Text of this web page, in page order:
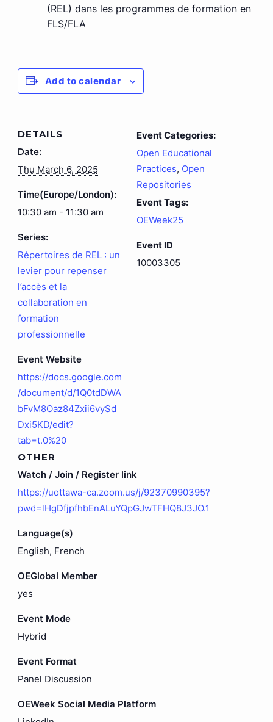
(REL) dans les programmes de formation en
FLS/FLA
Add to calendar
DETAILS
Date:
Thu March 6, 2025
Time(Europe/London):
10:30 am - 11:30 am
Series:
Répertoires de REL : un
levier pour repenser
l’accès et la
collaboration en
formation
professionnelle
Event Website
https://docs.google.com
/document/d/1Q0tdDWA
bFvM8Oaz84Zxii6vySd
Dxi5KD/edit?
tab=t.0%20
Event Categories:
Open Educational
Practices, Open
Repositories
Event Tags:
OEWeek25
Event ID
10003305
OTHER
Watch / Join / Register link
https://uottawa-ca.zoom.us/j/92370990395?
pwd=lHgDfjpfhbEnALuYQpGJwTFHQ8J3JO.1
Language(s)
English, French
OEGlobal Member
yes
Event Mode
Hybrid
Event Format
Panel Discussion
OEWeek Social Media Platform